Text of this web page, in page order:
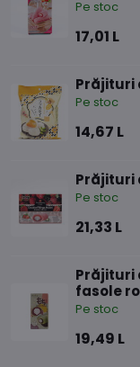
Pe stoc
17,01 L
Prăjituri
Pe stoc
14,67 L
Prăjituri
Pe stoc
21,33 L
Prăjituri
fasole
Pe stoc
19,49 L